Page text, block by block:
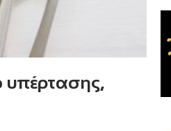
υπέρτασης,